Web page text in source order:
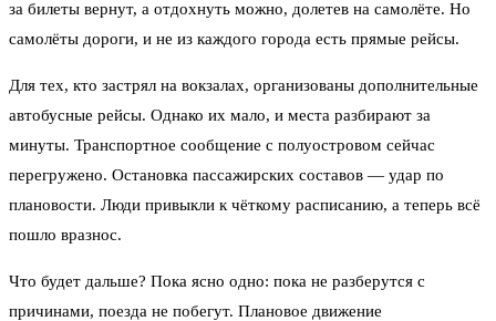
за билеты вернут, а отдохнуть можно, долетев на самолёте. Но
самолёты дороги, и не из каждого города есть прямые рейсы.
Для тех, кто застрял на вокзалах, организованы дополнительные
автобусные рейсы. Однако их мало, и места разбирают за
минуты. Транспортное сообщение с полуостровом сейчас
перегружено. Остановка пассажирских составов — удар по
плановости. Люди привыкли к чёткому расписанию, а теперь всё
пошло вразнос.
Что будет дальше? Пока ясно одно: пока не разберутся с
причинами, поезда не побегут. Плановое движение